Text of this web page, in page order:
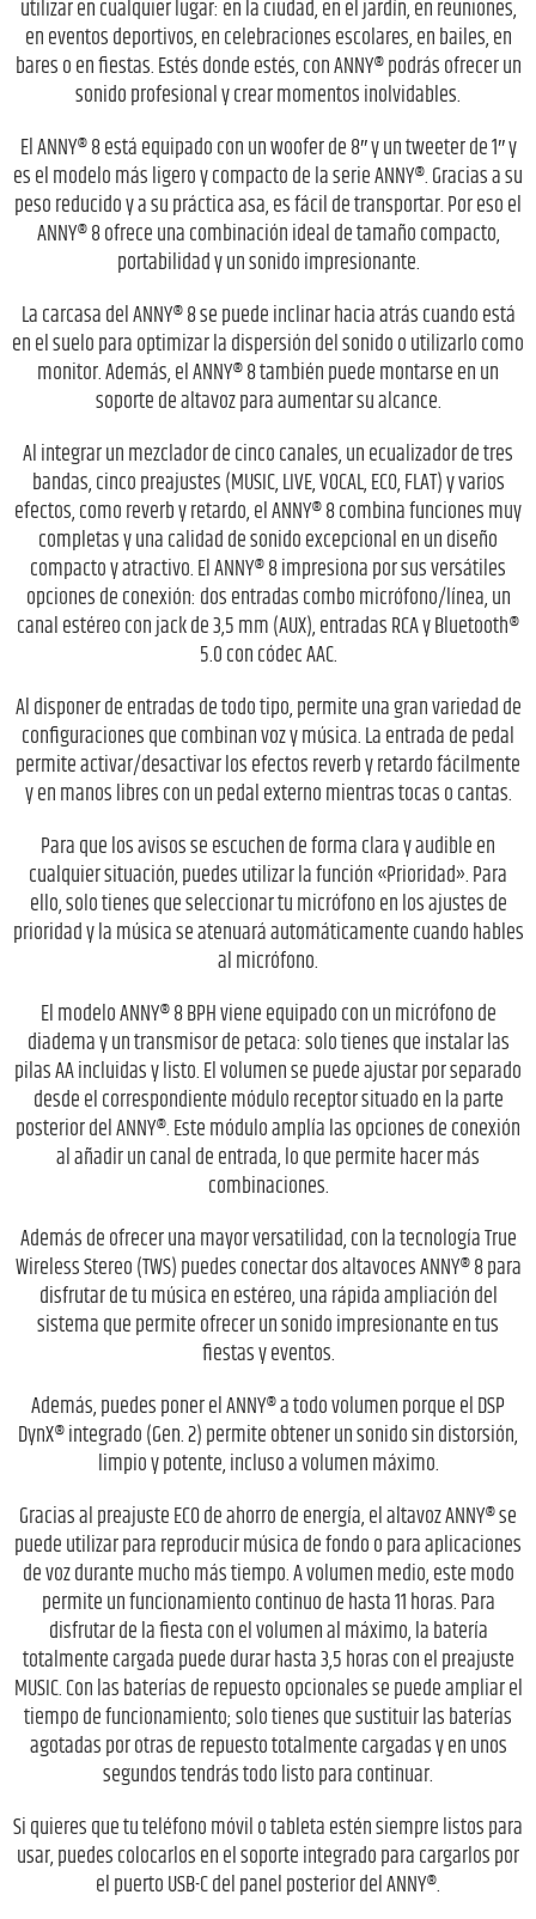
utilizar en cualquier lugar: en la ciudad, en el jardín, en reuniones,
en eventos deportivos, en celebraciones escolares, en bailes, en
bares o en fiestas. Estés donde estés, con ANNY® podrás ofrecer un
sonido profesional y crear momentos inolvidables.
El ANNY® 8 está equipado con un woofer de 8″ y un tweeter de 1″ y
es el modelo más ligero y compacto de la serie ANNY®. Gracias a su
peso reducido y a su práctica asa, es fácil de transportar. Por eso el
ANNY® 8 ofrece una combinación ideal de tamaño compacto,
portabilidad y un sonido impresionante.
La carcasa del ANNY® 8 se puede inclinar hacia atrás cuando está
en el suelo para optimizar la dispersión del sonido o utilizarlo como
monitor. Además, el ANNY® 8 también puede montarse en un
soporte de altavoz para aumentar su alcance.
Al integrar un mezclador de cinco canales, un ecualizador de tres
bandas, cinco preajustes (MUSIC, LIVE, VOCAL, ECO, FLAT) y varios
efectos, como reverb y retardo, el ANNY® 8 combina funciones muy
completas y una calidad de sonido excepcional en un diseño
compacto y atractivo. El ANNY® 8 impresiona por sus versátiles
opciones de conexión: dos entradas combo micrófono/línea, un
canal estéreo con jack de 3,5 mm (AUX), entradas RCA y Bluetooth®
5.0 con códec AAC.
Al disponer de entradas de todo tipo, permite una gran variedad de
configuraciones que combinan voz y música. La entrada de pedal
permite activar/desactivar los efectos reverb y retardo fácilmente
y en manos libres con un pedal externo mientras tocas o cantas.
Para que los avisos se escuchen de forma clara y audible en
cualquier situación, puedes utilizar la función «Prioridad». Para
ello, solo tienes que seleccionar tu micrófono en los ajustes de
prioridad y la música se atenuará automáticamente cuando hables
al micrófono.
El modelo ANNY® 8 BPH viene equipado con un micrófono de
diadema y un transmisor de petaca: solo tienes que instalar las
pilas AA incluidas y listo. El volumen se puede ajustar por separado
desde el correspondiente módulo receptor situado en la parte
posterior del ANNY®. Este módulo amplía las opciones de conexión
al añadir un canal de entrada, lo que permite hacer más
combinaciones.
Además de ofrecer una mayor versatilidad, con la tecnología True
Wireless Stereo (TWS) puedes conectar dos altavoces ANNY® 8 para
disfrutar de tu música en estéreo, una rápida ampliación del
sistema que permite ofrecer un sonido impresionante en tus
fiestas y eventos.
Además, puedes poner el ANNY® a todo volumen porque el DSP
DynX® integrado (Gen. 2) permite obtener un sonido sin distorsión,
limpio y potente, incluso a volumen máximo.
Gracias al preajuste ECO de ahorro de energía, el altavoz ANNY® se
puede utilizar para reproducir música de fondo o para aplicaciones
de voz durante mucho más tiempo. A volumen medio, este modo
permite un funcionamiento continuo de hasta 11 horas. Para
disfrutar de la fiesta con el volumen al máximo, la batería
totalmente cargada puede durar hasta 3,5 horas con el preajuste
MUSIC. Con las baterías de repuesto opcionales se puede ampliar el
tiempo de funcionamiento; solo tienes que sustituir las baterías
agotadas por otras de repuesto totalmente cargadas y en unos
segundos tendrás todo listo para continuar.
Si quieres que tu teléfono móvil o tableta estén siempre listos para
usar, puedes colocarlos en el soporte integrado para cargarlos por
el puerto USB-C del panel posterior del ANNY®.